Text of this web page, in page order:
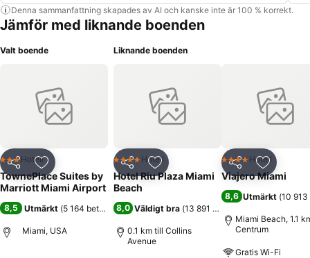
Denna sammanfattning skapades av AI och kanske inte är 100 % korrekt.
Jämför med liknande boenden
Valt boende
Dela Lägg till i Mina Favoriter
3 Stjärnor
Hotell
TownePlace Suites by
Marriott Miami Airport
8,5 Utmärkt (5 164 betyg
Miami, USA
Liknande boenden
Dela Lägg till i Mina Favoriter
4 StjärnorHotell
Hotel Riu Plaza Miami
Beach
8,0 Väldigt bra (13 891 betyg
0.1 km till Collins
Avenue
Dela Lägg till
4 StjärnorHotell
Viajero Miami
8,6 Utmärkt (10
Miami Beach, 1.1
Centrum
Gratis Wi-Fi